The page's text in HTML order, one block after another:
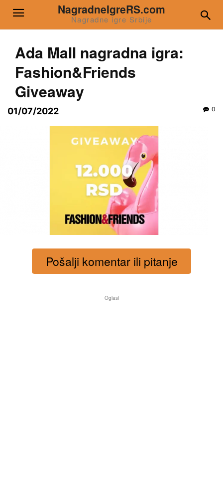
NagradneIgreRS.com
Nagradne igre Srbije
Ada Mall nagradna igra:
Fashion&Friends
Giveaway
01/07/2022 0
Pošalji komentar ili pitanje
Oglasi